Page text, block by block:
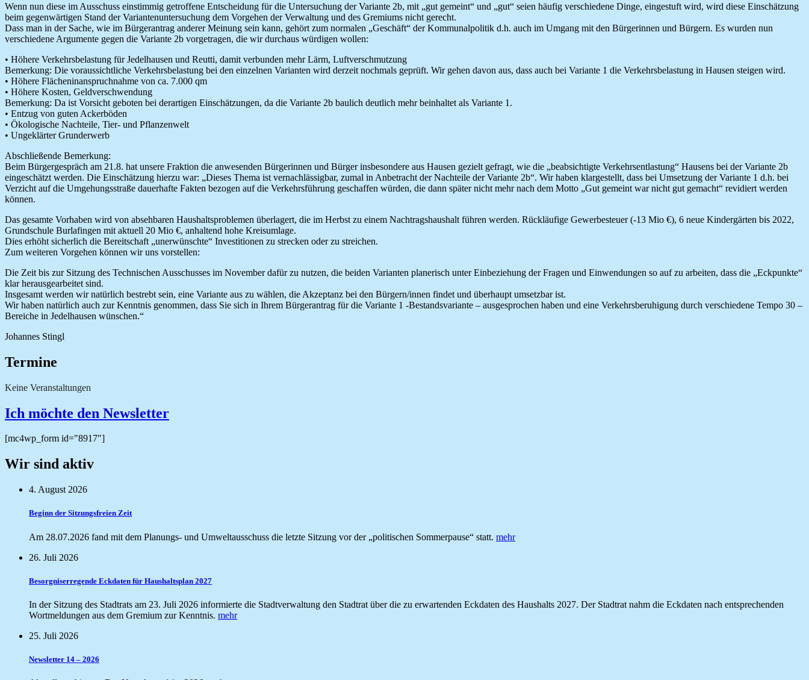
Wenn nun diese im Ausschuss einstimmig getroffene Entscheidung für die Untersuchung der Variante 2b, mit „gut gemeint“ und „gut“ seien häufig verschiedene Dinge, eingestuft wird, wird diese Einschätzung
beim gegenwärtigen Stand der Variantenuntersuchung dem Vorgehen der Verwaltung und des Gremiums nicht gerecht.
Dass man in der Sache, wie im Bürgerantrag anderer Meinung sein kann, gehört zum normalen „Geschäft“ der Kommunalpolitik d.h. auch im Umgang mit den Bürgerinnen und Bürgern. Es wurden nun
verschiedene Argumente gegen die Variante 2b vorgetragen, die wir durchaus würdigen wollen:
• Höhere Verkehrsbelastung für Jedelhausen und Reutti, damit verbunden mehr Lärm, Luftverschmutzung
Bemerkung: Die voraussichtliche Verkehrsbelastung bei den einzelnen Varianten wird derzeit nochmals geprüft. Wir gehen davon aus, dass auch bei Variante 1 die Verkehrsbelastung in Hausen steigen wird.
• Höhere Flächeninanspruchnahme von ca. 7.000 qm
• Höhere Kosten, Geldverschwendung
Bemerkung: Da ist Vorsicht geboten bei derartigen Einschätzungen, da die Variante 2b baulich deutlich mehr beinhaltet als Variante 1.
• Entzug von guten Ackerböden
• Ökologische Nachteile, Tier- und Pflanzenwelt
• Ungeklärter Grunderwerb
Abschließende Bemerkung:
Beim Bürgergespräch am 21.8. hat unsere Fraktion die anwesenden Bürgerinnen und Bürger insbesondere aus Hausen gezielt gefragt, wie die „beabsichtigte Verkehrsentlastung“ Hausens bei der Variante 2b
eingeschätzt werden. Die Einschätzung hierzu war: „Dieses Thema ist vernachlässigbar, zumal in Anbetracht der Nachteile der Variante 2b“. Wir haben klargestellt, dass bei Umsetzung der Variante 1 d.h. bei
Verzicht auf die Umgehungsstraße dauerhafte Fakten bezogen auf die Verkehrsführung geschaffen würden, die dann später nicht mehr nach dem Motto „Gut gemeint war nicht gut gemacht“ revidiert werden
können.
Das gesamte Vorhaben wird von absehbaren Haushaltsproblemen überlagert, die im Herbst zu einem Nachtragshaushalt führen werden. Rückläufige Gewerbesteuer (-13 Mio €), 6 neue Kindergärten bis 2022,
Grundschule Burlafingen mit aktuell 20 Mio €, anhaltend hohe Kreisumlage.
Dies erhöht sicherlich die Bereitschaft „unerwünschte“ Investitionen zu strecken oder zu streichen.
Zum weiteren Vorgehen können wir uns vorstellen:
Die Zeit bis zur Sitzung des Technischen Ausschusses im November dafür zu nutzen, die beiden Varianten planerisch unter Einbeziehung der Fragen und Einwendungen so auf zu arbeiten, dass die „Eckpunkte“
klar herausgearbeitet sind.
Insgesamt werden wir natürlich bestrebt sein, eine Variante aus zu wählen, die Akzeptanz bei den Bürgern/innen findet und überhaupt umsetzbar ist.
Wir haben natürlich auch zur Kenntnis genommen, dass Sie sich in Ihrem Bürgerantrag für die Variante 1 -Bestandsvariante – ausgesprochen haben und eine Verkehrsberuhigung durch verschiedene Tempo 30 –
Bereiche in Jedelhausen wünschen.“
Johannes Stingl
Termine
Keine Veranstaltungen
Ich möchte den Newsletter
[mc4wp_form id="8917"]
Wir sind aktiv
4. August 2026
Beginn der Sitzungsfreien Zeit
Am 28.07.2026 fand mit dem Planungs- und Umweltausschuss die letzte Sitzung vor der „politischen Sommerpause“ statt. mehr
26. Juli 2026
Besorgniserregende Eckdaten für Haushaltsplan 2027
In der Sitzung des Stadtrats am 23. Juli 2026 informierte die Stadtverwaltung den Stadtrat über die zu erwartenden Eckdaten des Haushalts 2027. Der Stadtrat nahm die Eckdaten nach entsprechenden
Wortmeldungen aus dem Gremium zur Kenntnis. mehr
25. Juli 2026
Newsletter 14 – 2026